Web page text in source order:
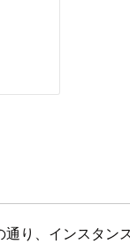
り、インスタン